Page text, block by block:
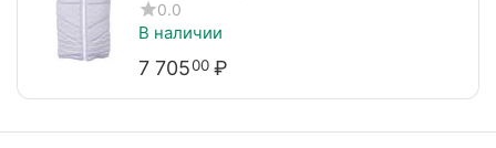
ECO VEST LAVENDER
0.0
В наличии
7 70500 ₽